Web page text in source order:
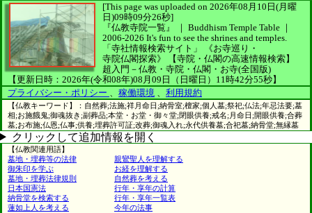
[This page was uploaded on 2026年08月10日(月曜
日)09時09分26秒]
『仏教寺院一覧』 ｜ Buddhism Temple Table ｜
2006-2026 It's fun to see the shrines and temples.
「寺社情報検索サイト」
《お寺巡り・
寺院仏閣探索》
【寺院・仏閣の高速情報検索】
超入門－仏教・寺院・仏閣・お寺(全国版)
【更新日時：2026年(令和08年)08月09日（日曜日）11時42分55秒】
プライバシー・ポリシー
稼働環境 利用規約
【仏教キーワード】：自然葬;法施;祥月命日;納骨室;檀家;個人墓;祭祀;仏法;年忌法要;墓
相;お施餓鬼;御魂抜き;副葬品;本堂・お堂・御々堂;閉眼供養;戒名;月命日;開眼供養;合葬
墓;お布施;仏恩;仏事;供養;埋葬許可証;改葬;御魂入れ;永代供養墓;合祀墓;納骨堂;無縁墓
クリックして追加情報を開く
【仏教関連用語】
墓地・埋葬等の法律
親鸞聖人を理解する
御朱印を学ぶ
お経を理解する
墓地・埋葬法律規則
自然葬を考える
日本国憲法
行年・享年の計算
納骨堂を検索する
行年・享年一覧表
蓮如上人を考える
今年の法事